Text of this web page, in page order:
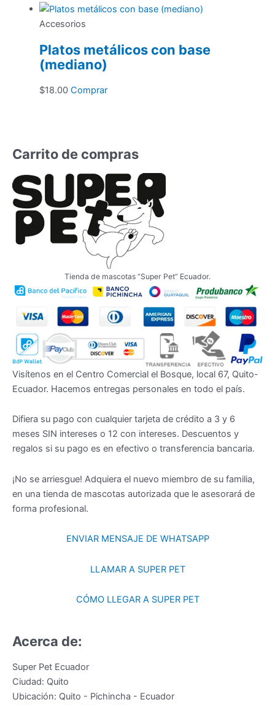
Accesorios
Platos metálicos con base
(mediano)
$18.00 Comprar
Carrito de compras
Tienda de mascotas “Super Pet” Ecuador.
Visítenos en el Centro Comercial el Bosque, local 67, Quito-
Ecuador. Hacemos entregas personales en todo el país.
Difiera su pago con cualquier tarjeta de crédito a 3 y 6
meses SIN intereses o 12 con intereses. Descuentos y
regalos si su pago es en efectivo o transferencia bancaria.
¡No se arriesgue! Adquiera el nuevo miembro de su familia,
en una tienda de mascotas autorizada que le asesorará de
forma profesional.
ENVIAR MENSAJE DE WHATSAPP
LLAMAR A SUPER PET
CÓMO LLEGAR A SUPER PET
Acerca de:
Super Pet Ecuador
Ciudad: Quito
Ubicación: Quito - Pichincha - Ecuador